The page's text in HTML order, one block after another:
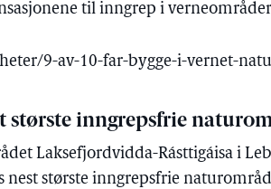
til inngrep i
9-av-10-far-bygge-i-vernet-
største inngrepsfrie
Laksefjordvidda-Rásttigáisa i
største inngrepsfrie